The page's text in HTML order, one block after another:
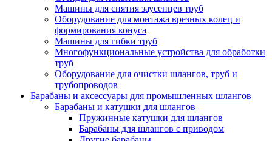
Машины для снятия заусенцев труб
Оборудование для монтажа врезных колец и
формирования конуса
Машины для гибки труб
Многофункциональные устройства для обработки
труб
Оборудование для очистки шлангов, труб и
трубопроводов
Барабаны и аксессуары для промышленных шлангов
Барабаны и катушки для шлангов
Пружинные катушки для шлангов
Барабаны для шлангов с приводом